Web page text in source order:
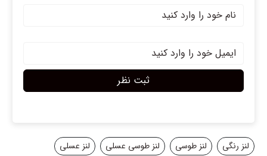
ثبت نظر
لنز رنگی لنز طوسی لنز طوسی عسلی
لنز عسلی